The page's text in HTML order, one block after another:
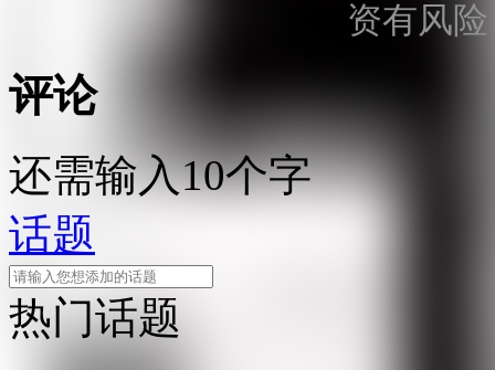
资有风
评论
还需输入10个字
话题
热门话题